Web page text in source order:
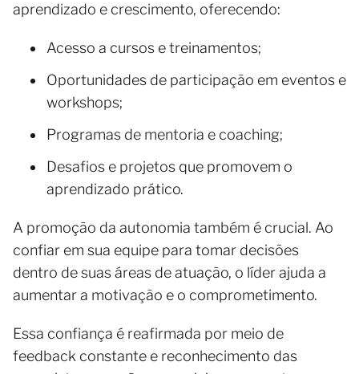
aprendizado e crescimento, oferecendo:
Acesso a cursos e treinamentos;
Oportunidades de participação em eventos e
workshops;
Programas de mentoria e coaching;
Desafios e projetos que promovem o
aprendizado prático.
A promoção da autonomia também é crucial. Ao
confiar em sua equipe para tomar decisões
dentro de suas áreas de atuação, o líder ajuda a
aumentar a motivação e o comprometimento.
Essa confiança é reafirmada por meio de
feedback constante e reconhecimento das